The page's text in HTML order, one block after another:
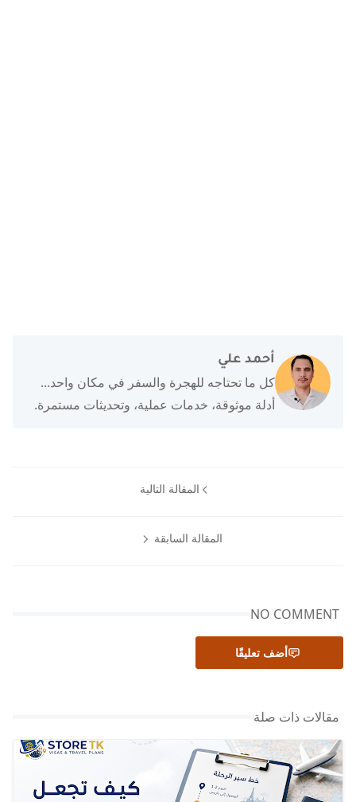
أحمد علي
كل ما تحتاجه للهجرة والسفر في مكان واحد...
أدلة موثوقة، خدمات عملية، وتحديثات مستمرة.
المقالة التالية
المقالة السابقة
NO COMMENT
أضف تعليقًا
مقالات ذات صلة